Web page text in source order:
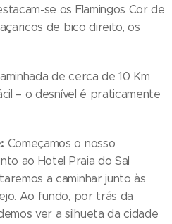
se os Flamingos Cor de
de bico direito, os
de cerca de 10 Km
– o desnível é praticamente
Começamos o nosso
ao Hotel Praia do Sal
a caminhar junto às
Ao fundo, por trás da
ver a silhueta da cidade